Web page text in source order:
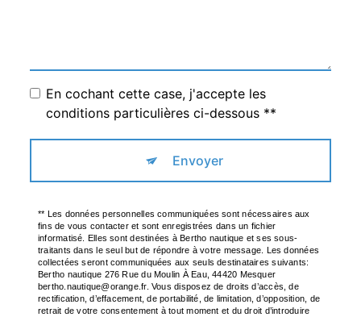
En cochant cette case, j'accepte les
conditions particulières ci-dessous **
Envoyer
** Les données personnelles communiquées sont nécessaires aux
fins de vous contacter et sont enregistrées dans un fichier
informatisé. Elles sont destinées à Bertho nautique et ses sous-
traitants dans le seul but de répondre à votre message. Les données
collectées seront communiquées aux seuls destinataires suivants:
Bertho nautique 276 Rue du Moulin À Eau, 44420 Mesquer
bertho.nautique@orange.fr. Vous disposez de droits d’accès, de
rectification, d’effacement, de portabilité, de limitation, d’opposition, de
retrait de votre consentement à tout moment et du droit d’introduire